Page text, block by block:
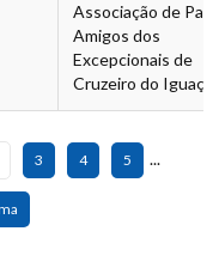
Associação de Pais
Amigos dos
Excepcionais de
Cruzeiro do
3 4 5 ...